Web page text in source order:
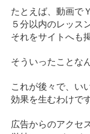
たとえば、動画で
５分以内のレッス
それをサイトへも
そういったことな
これが後々で、い
効果を生むわけです
広告からのアクセ